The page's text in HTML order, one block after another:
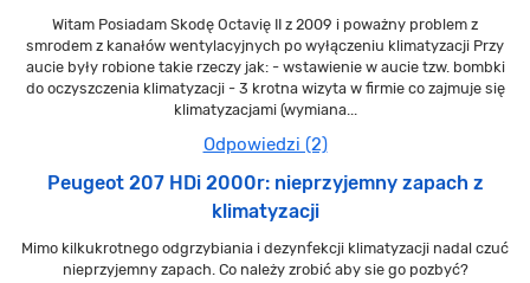
Witam Posiadam Skodę Octavię II z 2009 i poważny problem z
smrodem z kanałów wentylacyjnych po wyłączeniu klimatyzacji Przy
aucie były robione takie rzeczy jak: - wstawienie w aucie tzw. bombki
do oczyszczenia klimatyzacji - 3 krotna wizyta w firmie co zajmuje się
klimatyzacjami (wymiana...
Odpowiedzi (2)
Peugeot 207 HDi 2000r: nieprzyjemny zapach z
klimatyzacji
Mimo kilkukrotnego odgrzybiania i dezynfekcji klimatyzacji nadal czuć
nieprzyjemny zapach. Co należy zrobić aby sie go pozbyć?